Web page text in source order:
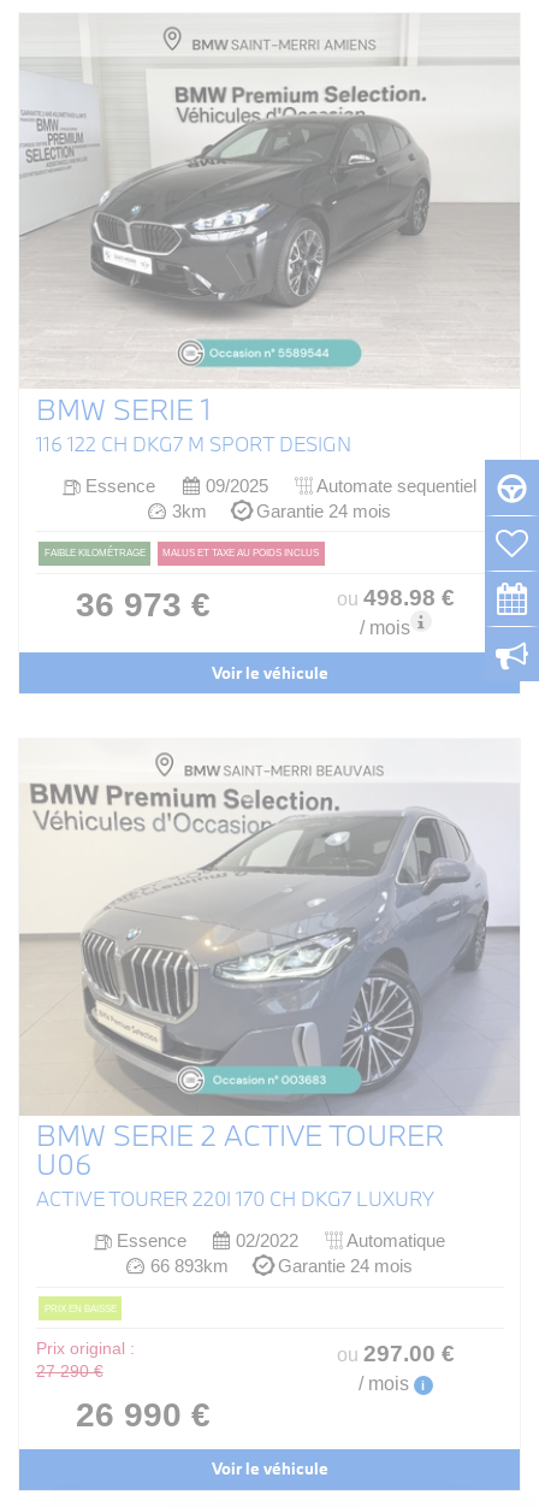
BMW SERIE 1
116 122 CH DKG7 M SPORT DESIGN
Essence 09/2025
Automate sequentiel
3km
Garantie 24 mois
FAIBLE KILOMÉTRAGE MALUS ET TAXE AU POIDS INCLUS
36 973 € ou 498.98 €
/ mois
Voir le véhicule
BMW SERIE 2 ACTIVE TOURER
U06
ACTIVE TOURER 220I 170 CH DKG7 LUXURY
Essence 02/2022
Automatique
66 893km
Garantie 24 mois
PRIX EN BAISSE
Prix original :
27 290 €
26 990 €
ou 297.00 €
/ mois i
Voir le véhicule